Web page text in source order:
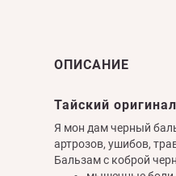
ОПИСАНИЕ
Тайский
Я мон дам черный
артрозов, ушибов,
Бальзам с коброй